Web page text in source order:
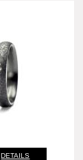
DETAILS